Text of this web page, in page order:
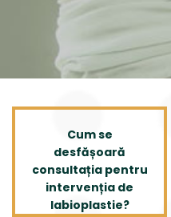
Cum se
desfășoară
consultația pentru
intervenția de
labioplastie?